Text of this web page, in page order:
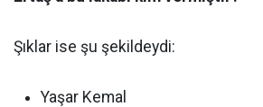
Şıklar ise şu şekildeydi:
Yaşar Kemal